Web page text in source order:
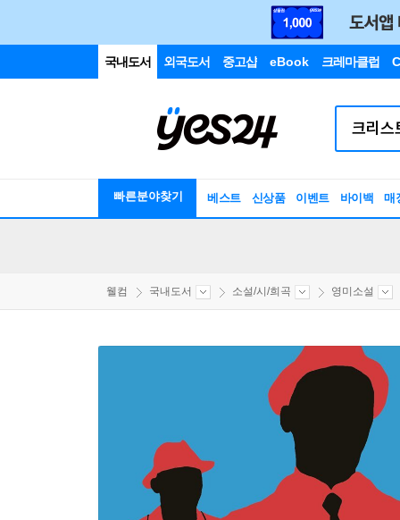
국내도서 외국도서 중고샵 eBook 크레마클럽
빠른분야찾기 베스트 신상품 이벤트 바이백 매
웰컴 국내도서 소설/시/희곡 영미소설